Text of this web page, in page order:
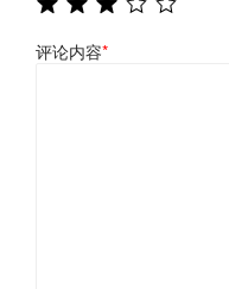
评论内容*